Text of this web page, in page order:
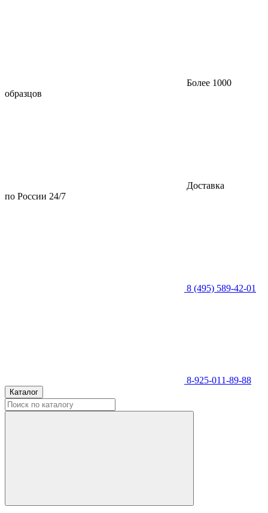
Более 1000
образцов
Доставка
по России 24/7
8 (495) 589-42-01
8-925-011-89-88
Каталог